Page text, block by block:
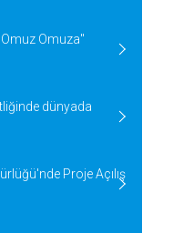
Omuza"
dünyada
Proje Açılış